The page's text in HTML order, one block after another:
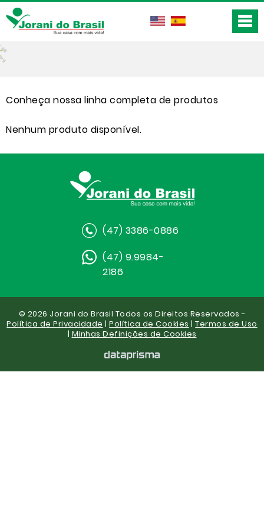
Conheça nossa linha completa de produtos
Nenhum produto disponível.
(47) 3386-0886
(47) 9.9984-
2186
© 2026 Jorani do Brasil Todos os Direitos Reservados -
Política de Privacidade |Política de Cookies |Termos de Uso
| Minhas Definições de Cookies